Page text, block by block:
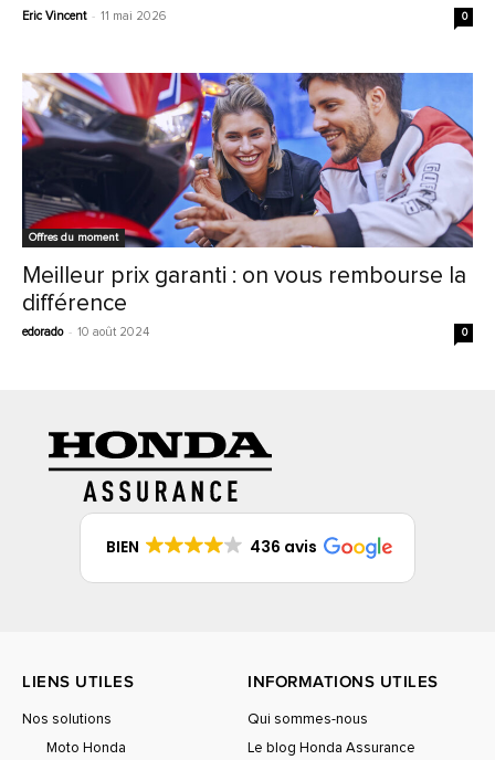
Eric Vincent - 11 mai 2026 0
Offres du moment
Meilleur prix garanti : on vous rembourse la
différence
edorado - 10 août 2024 0
BIEN 436 avis
LIENS UTILES
Nos solutions
Moto Honda
INFORMATIONS UTILES
Qui sommes-nous
Le blog Honda Assurance